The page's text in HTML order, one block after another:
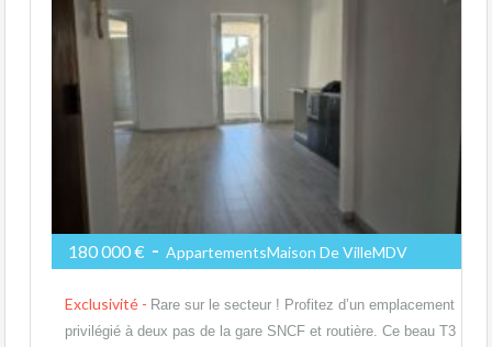
180 000 € - AppartementsMaison De VilleMDV
Exclusivité - Rare sur le secteur ! Profitez d’un emplacement
privilégié à deux pas de la gare SNCF et routière. Ce beau T3